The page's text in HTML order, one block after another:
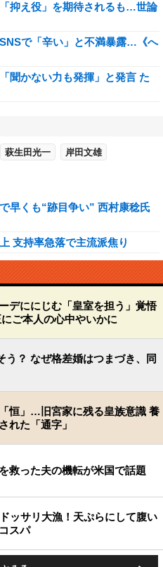
抑え役」を期待されるも…世論
で「辛い」と不満暴露…《へ
聞かない力も発揮」と発言 た
萩生田光一 岸田文雄
早くも“跡目争い” 西村康稔氏
支持率急落で主流派焦り
デににじむ「皇室を担う」覚悟
ご本人の心中やいかに
う？ なぜ格差婚はつまづき、同
恒」…旧宮家に残る皇族意識 養
れた「通字」
救った夫の機転が米国で話題
ッサリ大漁！天ぷらにして腹い
スパ